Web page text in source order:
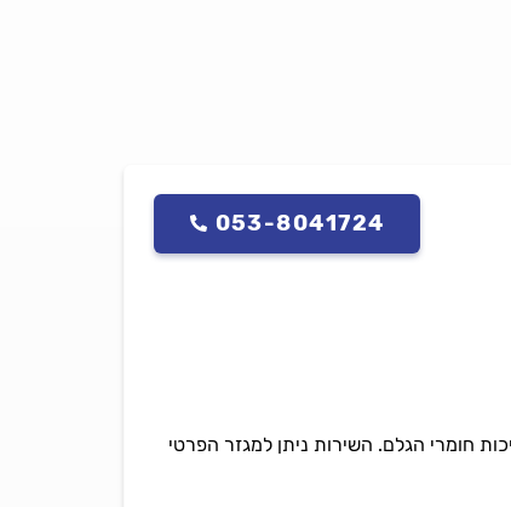
053-8041724
חומרי הגלם. השירות ניתן למגזר הפרטי